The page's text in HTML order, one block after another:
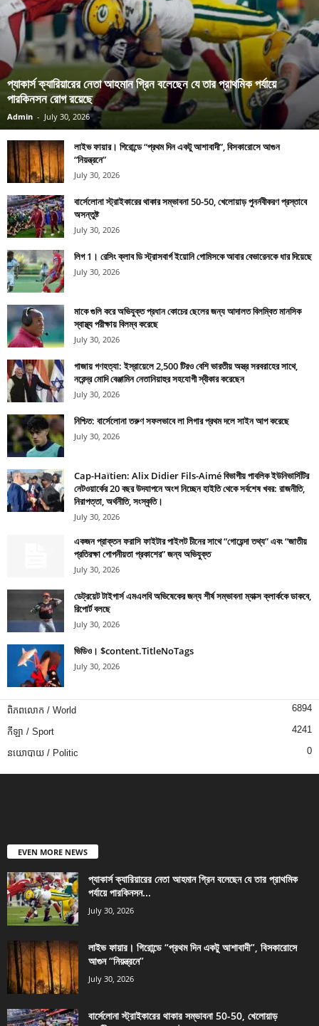
প্যাকার্স ক্যারিয়ারের নেতা আহমান গ্রিন বলেছেন যে তার প্রাথমিক পর্যায়ে
পারকিনসন রোগ রয়েছে
Admin - July 30, 2026
লাইভ ফায়ার। গিরোন্ডে “প্রথম দিন একটু আশাবাদী”, বিসকারোসে আগুন
“নিয়ন্ত্রনে”
July 30, 2026
বার্সেলোনা স্ট্রাইকারের থাকার সম্ভাবনা 50-50, খেলোয়াড় পুনর্নবীকরণ প্রস্তাবে
অসন্তুষ্ট
July 30, 2026
লিগ 1। রেসিং ক্লাব ডি স্ট্রাসবার্গ ইয়োনি গোমিসকে আবার বেভারেনকে ধার দিয়েছে
July 30, 2026
মাকে গুলি করে অভিযুক্ত প্রধান কোচের ছেলের জন্য আদালত বিলম্বিত মানসিক
স্বাস্থ্য পরীক্ষায় বিলম্ব করেছে
July 30, 2026
গাজায় গণহত্যা: ইস্রায়েলে 2,500 টিরও বেশি ভারতীয় অস্ত্র সরবরাহের সাথে,
নরেন্দ্র মোদি বেঞ্জামিন নেতানিয়াহুর সহযোগী স্বীকার করেছেন
July 30, 2026
নিশ্চিত: বার্সেলোনা তরুণ সফলভাবে লা লিগার প্রথম দলে সাইন আপ করেছে
July 30, 2026
Cap-Haïtien: Alix Didier Fils-Aimé বিভাগীয় পাবলিক ইউনিভার্সিটির
নেটওয়ার্কের 20 বছর উদযাপনে অংশ নিচ্ছেন হাইতি থেকে সর্বশেষ খবর: রাজনীতি,
নিরাপত্তা, অর্থনীতি, সংস্কৃতি।
July 30, 2026
একজন প্রাক্তন ফরাসি ফাইটার পাইলট চীনের সাথে “গোয়েন্দা তথ্য” এবং “জাতীয়
প্রতিরক্ষা গোপনীয়তা প্রকাশের” জন্য অভিযুক্ত
July 30, 2026
ডেট্রয়েট টাইগার্স এমএলবি অভিষেকের জন্য শীর্ষ সম্ভাবনা ম্যাক্স ক্লার্ককে ডাকবে,
রিপোর্ট বলছে
July 30, 2026
ভিডিও। $content.TitleNoTags
July 30, 2026
ពិភពលោក / World 6894
កីឡា / Sport 4241
នយោបាយ / Politic 0
EVEN MORE NEWS
প্যাকার্স ক্যারিয়ারের নেতা আহমান গ্রিন বলেছেন যে তার প্রাথমিক
পর্যায়ে পারকিনসন...
July 30, 2026
লাইভ ফায়ার। গিরোন্ডে “প্রথম দিন একটু আশাবাদী”, বিসকারোসে
আগুন “নিয়ন্ত্রনে”
July 30, 2026
বার্সেলোনা স্ট্রাইকারের থাকার সম্ভাবনা 50-50, খেলোয়াড়